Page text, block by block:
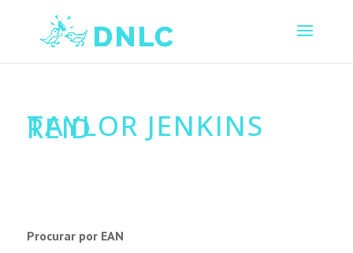
TAYLOR JENKINS
REID
Procurar por EAN